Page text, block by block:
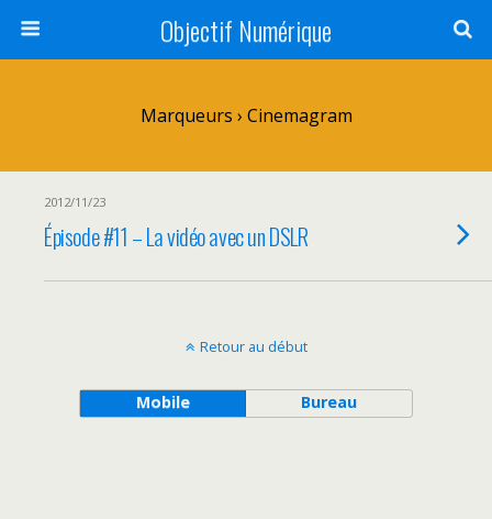
Objectif Numérique
Marqueurs › Cinemagram
2012/11/23
Épisode #11 – La vidéo avec un DSLR
Retour au début
Mobile Bureau